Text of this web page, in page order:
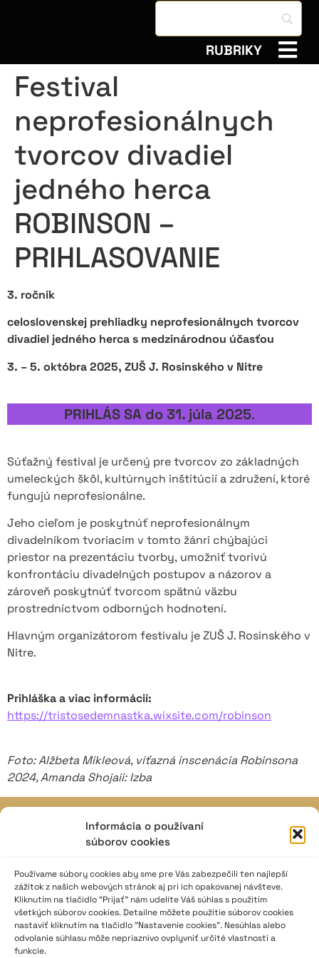
Informácia o používaní
súborov cookies
Používame súbory cookies aby sme pre Vás zabezpečili ten najlepší
zážitok z našich webových stránok aj pri ich opakovanej návšteve.
Kliknutím na tlačidlo “Prijať” nám udelíte Váš súhlas s použitím
všetkých súborov cookies. Detailne môžete použitie súborov cookies
nastaviť kliknutím na tlačidlo "Nastavenie cookies". Nesúhlas alebo
odvolanie súhlasu môže nepriaznivo ovplyvniť určité vlastnosti a
funkcie.
RUBRIKY
Festival
neprofesionálnych
tvorcov divadiel
jedného herca
ROBINSON –
PRIHLASOVANIE
3. ročník
celoslovenskej prehliadky neprofesionálnych tvorcov
divadiel jedného herca s medzinárodnou účasťou
3. – 5. októbra 2025, ZUŠ J. Rosinského v Nitre
PRIHLÁS SA do 31. júla 2025.
Súťažný festival je určený pre tvorcov zo základných
umeleckých škôl, kultúrnych inštitúcií a združení, ktoré
fungujú neprofesionálne.
Jeho cieľom je poskytnúť neprofesionálnym
divadelníkom tvoriacim v tomto žánri chýbajúci
priestor na prezentáciu tvorby, umožniť tvorivú
konfrontáciu divadelných postupov a názorov a
zároveň poskytnúť tvorcom spätnú väzbu
prostredníctvom odborných hodnotení.
Hlavným organizátorom festivalu je ZUŠ J. Rosinského v
Nitre.
Prihláška a viac informácií:
https://tristosedemnastka.wixsite.com/robinson
Foto: Alžbeta Mikleová, víťazná inscenácia Robinsona
2024, Amanda Shojaii: Izba
e-mail: javisko.noc@nocka.sk
Nám. SNP č. 12, 812 34 Bratislava 1
Slovenská republika
2023–2025 ©